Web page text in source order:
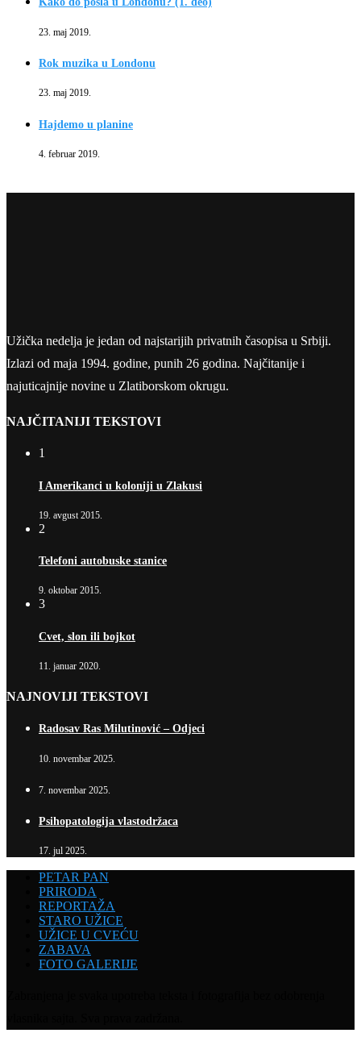
23. maj 2019.
Rok muzika u Londonu
23. maj 2019.
Hajdemo u planine
4. februar 2019.
Užička nedelja je jedan od najstarijih privatnih časopisa u Srbiji.
Izlazi od maja 1994. godine, punih 26 godina. Najčitanije i
najuticajnije novine u Zlatiborskom okrugu.
NAJČITANIJI TEKSTOVI
1
I Amerikanci u koloniji u Zlakusi
19. avgust 2015.
2
Telefoni autobuske stanice
9. oktobar 2015.
3
Cvet, slon ili bojkot
11. januar 2020.
NAJNOVIJI TEKSTOVI
Radosav Ras Milutinović – Odjeci
10. novembar 2025.
7. novembar 2025.
Psihopatologija vlastodržaca
17. jul 2025.
PETAR PAN
PRIRODA
REPORTAŽA
STARO UŽICE
UŽICE U CVEĆU
ZABAVA
FOTO GALERIJE